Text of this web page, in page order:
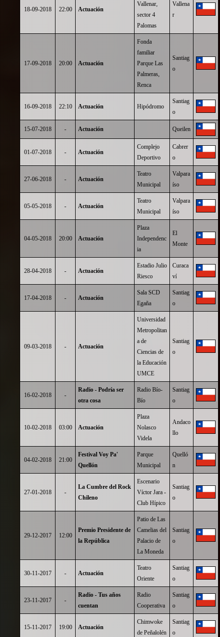
18-09-2018 22:00 Actuación
Vallenar,
sector 4
Palomas
Vallena
r
17-09-2018 20:00 Actuación
Fonda
familiar
Parque Las
Palmeras,
Renca
Santiag
o
16-09-2018 22:10 Actuación Hipódromo
Santiag
o
15-07-2018 - Actuación Queilen
01-07-2018 - Actuación
Complejo
Deportivo
Cabrer
o
27-06-2018 - Actuación
Teatro
Municipal
Valpara
íso
05-05-2018 - Actuación
Teatro
Municipal
Valpara
íso
04-05-2018 20:00 Actuación
Plaza
Independenc
ia
El
Monte
28-04-2018 - Actuación
Estadio Julio
Riesco
Curaca
ví
17-04-2018 - Actuación
Sala SCD
Egaña
Santiag
o
09-03-2018 - Actuación
Universidad
Metropolitan
a de
Ciencias de
la Educación
UMCE
Santiag
o
16-02-2018 -
Radio - Podría ser
otra cosa
Radio Bío-
Bío
Santiag
o
10-02-2018 03:00 Actuación
Plaza
Nolasco
Videla
Andaco
llo
04-02-2018 21:00
Festival Voy Pa'
Quellón
Parque
Municipal
Quelló
n
27-01-2018 -
La Cumbre del Rock
Chileno
Escenario
Víctor Jara -
Club Hípico
Santiag
o
29-12-2017 12:00
Premio Presidente de
la República
Patio de Las
Camelias del
Palacio de
La Moneda
Santiag
o
30-11-2017 - Actuación
Teatro
Oriente
Santiag
o
23-11-2017 -
Radio - Tus años
cuentan
Radio
Cooperativa
Santiag
o
15-11-2017 19:00 Actuación
Chimwoke
de Peñalolén
Santiag
o